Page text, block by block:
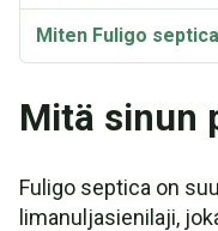
Miten Fuligo
Taksonomia
Mitä sinun
Fuligo septica on
limanuljasienilaji,